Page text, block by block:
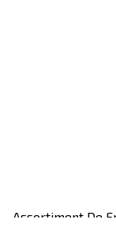
Assortiment De